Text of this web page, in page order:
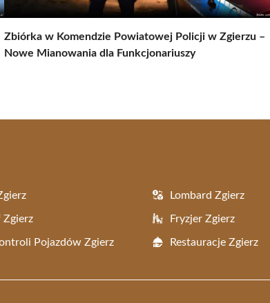
Zbiórka w Komendzie Powiatowej Policji w Zgierzu –
Nowe Mianowania dla Funkcjonariuszy
Lombard Zgierz
Zgierz Fryzjer Zgierz
Pojazdów Zgierz Restauracje Zgierz